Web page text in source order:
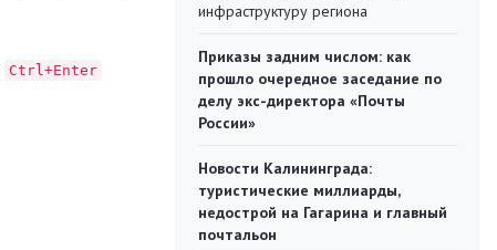
Ctrl+Enter
инфраструктуру региона
Приказы задним числом: как
прошло очередное заседание по
делу экс-директора «Почты
России»
Новости Калининграда:
туристические миллиарды,
недострой на Гагарина и главный
почтальон